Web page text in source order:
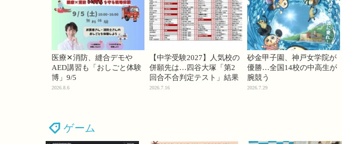
医療✕消防、縫合デモや
AED講習も「おしごと体験
博」9/5
2026.8.6
【中学受験2027】人気校の
併願先は…四谷大塚「第2
回合不合判定テスト」結果
2026.7.16
砂金甲子園、神戸女学院が
優勝…全国14校の中高生が
腕競う
2026.7.29
ゲーム